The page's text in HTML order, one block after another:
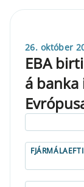
26. október
EBA
á banka